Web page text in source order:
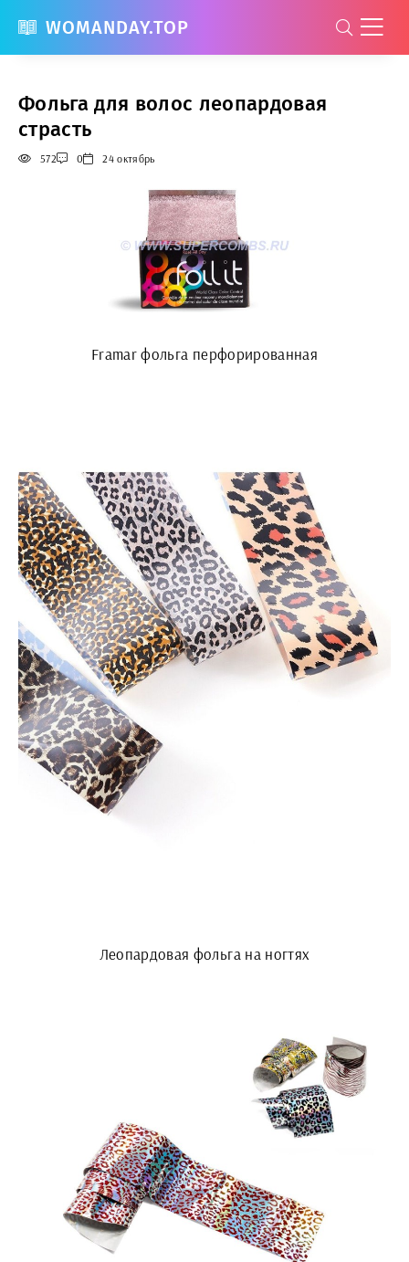
WOMANDAY.TOP
Фольга для волос леопардовая
страсть
572 0 24 октябрь
Framar фольга перфорированная
Леопардовая фольга на ногтях